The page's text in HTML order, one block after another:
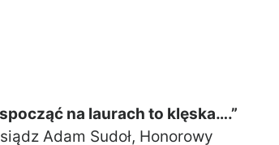
na laurach to klęska….”
Adam Sudoł, Honorowy